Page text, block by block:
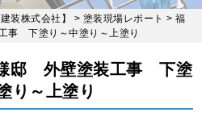
装株式会社】 > 塗装現場レポート > 福
下塗り～中塗り～上塗り
邸 外壁塗装工事 下塗
り～上塗り